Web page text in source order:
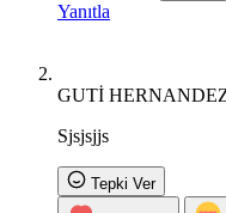
Yanıtla
GUTİ
Sjsjsjjs
Tepki Ver